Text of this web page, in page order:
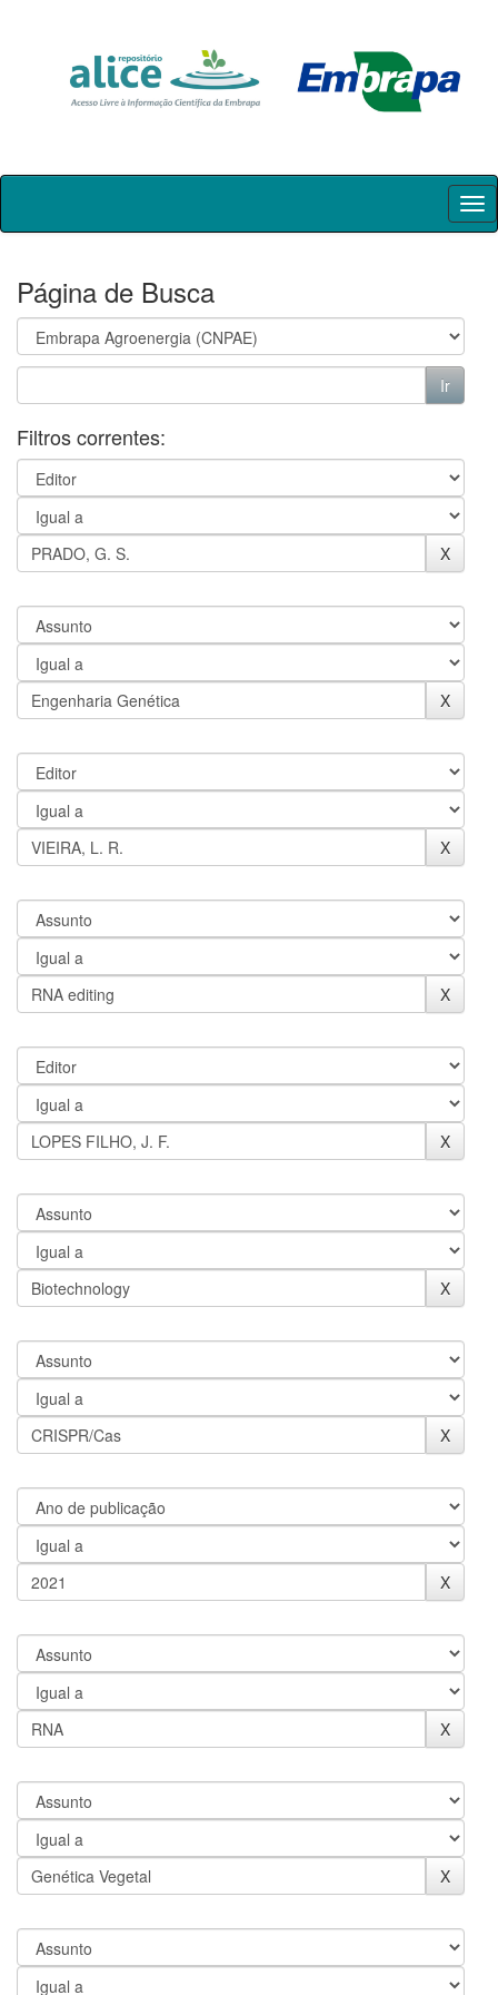
Skip
Página de Busca
Filtros correntes: